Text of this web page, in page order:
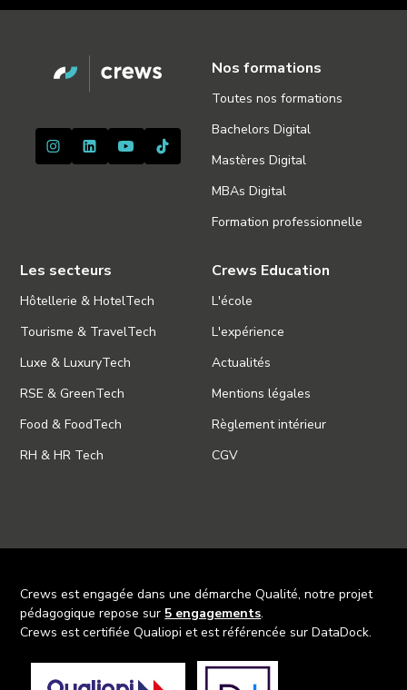
Nos formations
Toutes nos formations
Bachelors Digital
Mastères Digital
MBAs Digital
Formation professionnelle
Les secteurs
Hôtellerie & HotelTech
Tourisme & TravelTech
Luxe & LuxuryTech
RSE & GreenTech
Food & FoodTech
RH & HR Tech
Crews Education
L'école
L'expérience
Actualités
Mentions légales
Règlement intérieur
CGV
Crews est engagée dans une démarche Qualité, notre projet
pédagogique repose sur 5 engagements.
Crews est certifiée Qualiopi et est référencée sur DataDock.